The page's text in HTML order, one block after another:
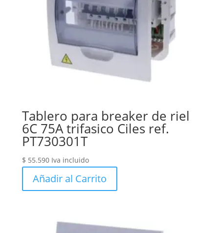
Tablero para breaker de riel
6C 75A trifasico Ciles ref.
PT730301T
$ 55.590 Iva incluido
Añadir al Carrito